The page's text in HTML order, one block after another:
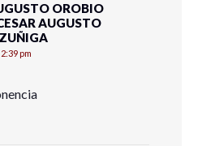
OROBIO
AUGUSTO
pm